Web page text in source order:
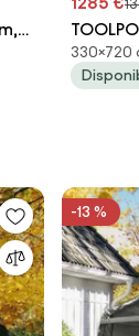
verde
330×720
-13 %